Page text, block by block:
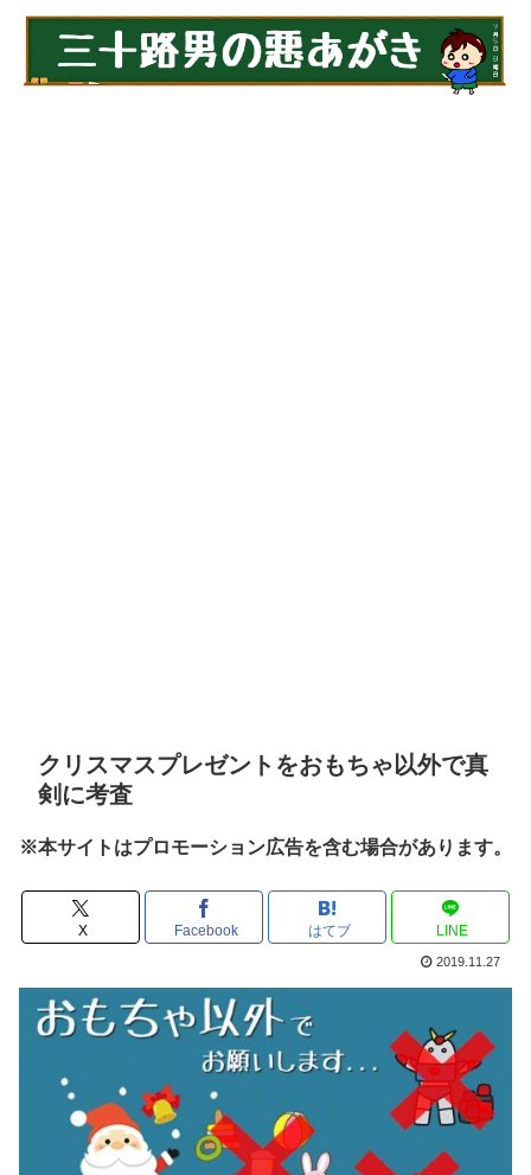
クリスマスプレゼントをおもちゃ以外で真
剣に考査
※本サイトはプロモーション広告を含む場合があります。
X Facebook はてブ LINE
2019.11.27